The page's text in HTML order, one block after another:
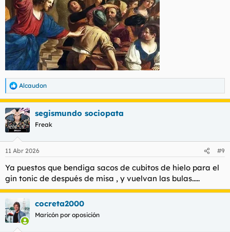
comunicaciones.
Amigo
1.000 € Certificado oficial de contribución.
R
e
a
c
c
i
e
:
Alcaudon
segismundo sociopata
Freak
11 Abr 2026 #9
Ya puestos que bendiga sacos de cubitos de hielo para el
gin tonic de después de misa , y vuelvan las bulas.....
cocreta2000
Maricón por oposición